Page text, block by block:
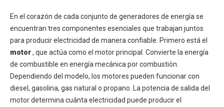
En el corazón de cada conjunto de generadores de energía se
encuentran tres componentes esenciales que trabajan juntos
para producir electricidad de manera confiable. Primero está el
motor, que actúa como el motor principal. Convierte la energía
de combustible en energía mecánica por combustión.
Dependiendo del modelo, los motores pueden funcionar con
diesel, gasolina, gas natural o propano. La potencia de salida del
motor determina cuánta electricidad puede producir el